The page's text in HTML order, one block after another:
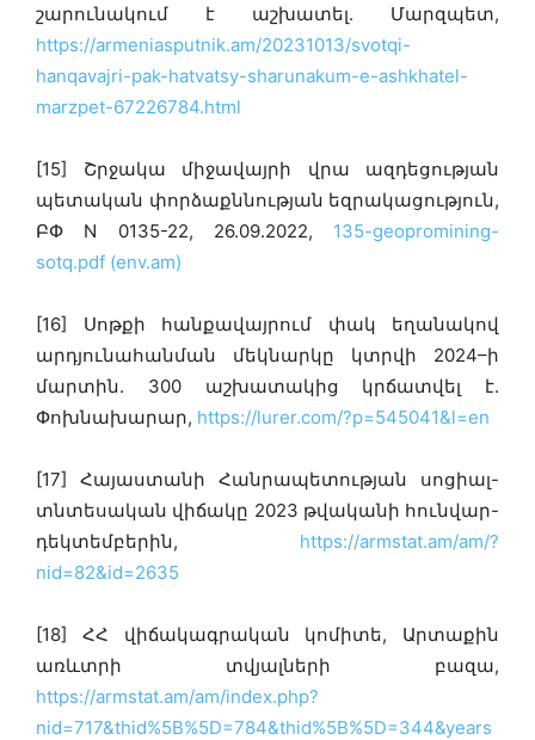
շարունակում է աշխատել. Մարզպետ,
https://armeniasputnik.am/20231013/svotqi-
hanqavajri-pak-hatvatsy-sharunakum-e-ashkhatel-
marzpet-67226784.html
[15] Շրջակա միջավայրի վրա ազդեցության
պետական փորձաքննության եզրակացություն,
ԲՓ N 0135-22, 26.09.2022, 135-geopromining-
sotq.pdf (env.am)
[16] Սոթքի հանքավայրում փակ եղանակով
արդյունահանման մեկնարկը կտրվի 2024–ի
մարտին. 300 աշխատակից կրճատվել է.
Փոխնախարար, https://lurer.com/?p=545041&l=en
[17] Հայաստանի Հանրապետության սոցիալ-
տնտեսական վիճակը 2023 թվականի հունվար-
դեկտեմբերին, https://armstat.am/am/?
nid=82&id=2635
[18] ՀՀ վիճակագրական կոմիտե, Արտաքին
առևտրի տվյալների բազա,
https://armstat.am/am/index.php?
nid=717&thid%5B%5D=784&thid%5B%5D=344&years